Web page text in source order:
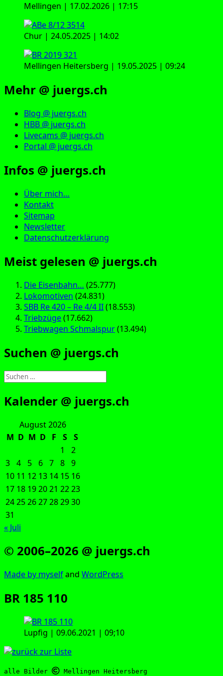
Mellingen | 17.02.2026 | 17:15
Chur | 24.05.2025 | 14:02
Mellingen Heitersberg | 19.05.2025 | 09:24
Mehr @ juergs.ch
Blog @ juergs.ch
HBB @ juergs.ch
Livecams @ juergs.ch
Portal @ juergs.ch
Infos @ juergs.ch
Über mich…
Kontakt
Sitemap
Newsletter
Datenschutzerklärung
Meist gelesen @ juergs.ch
Die Eisenbahn… (25.777)
Lokomotiven (24.831)
SBB Re 420 – Re 4/4 II(18.553)
Triebzüge(17.662)
Triebwagen Schmalspur(13.494)
Suchen @ juergs.ch
Suchen
nach:
Kalender @ juergs.ch
August 2026
M D M D F S
S
1
2
3 4 5 6 7 8 9
10 11 12 13 14 15 16
17 18 192021 2223
24252627282930
31
« Juli
© 2006–2026 @ juergs.ch
Made by mys­elfand Word­Press
BR 185 110
Lup­f­ig | 09.06.2021 | 09;10
alle Bilder Mellingen Heitersberg